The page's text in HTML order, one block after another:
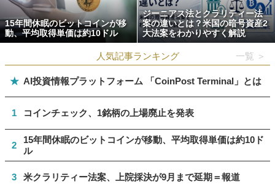
15年間休眠のビットコインが移
動、平均取得単価は約10ドル
ジーニアス法とクラリティー法
案の違いとは？米国の暗号資産2
大法案をわかりやすく解説
人気記事ランキング 一覧 ＞
★ AI投資情報プラットフォーム 「CoinPost Terminal」とは
1 コインチェック、1銘柄の上場廃止を発表
2
15年間休眠のビットコインが移動、平均取得単価は約10ド
ル
3 米クラリティー法案、上院採決が9月まで延期＝報道